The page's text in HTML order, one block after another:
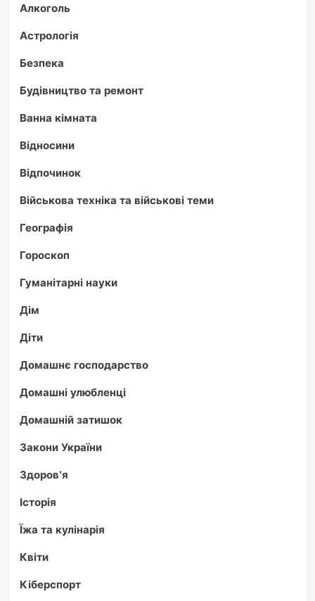
Алкоголь
Астрологія
Безпека
Будівництво та ремонт
Ванна кімната
Відносини
Відпочинок
Військова техніка та військові теми
Географія
Гороскоп
Гуманітарні науки
Дім
Діти
Домашнє господарство
Домашні улюбленці
Домашній затишок
Закони України
Здоров'я
Історія
Їжа та кулінарія
Квіти
Кіберспорт